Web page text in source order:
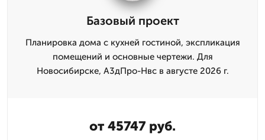
Базовый проект
Планировка дома с кухней гостиной, экспликация
помещений и основные чертежи. Для
Новосибирске, А3дПро-Нвс в августе 2026 г.
от 45747 руб.